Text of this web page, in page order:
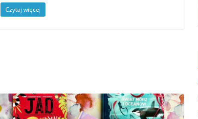
Czytaj więcej